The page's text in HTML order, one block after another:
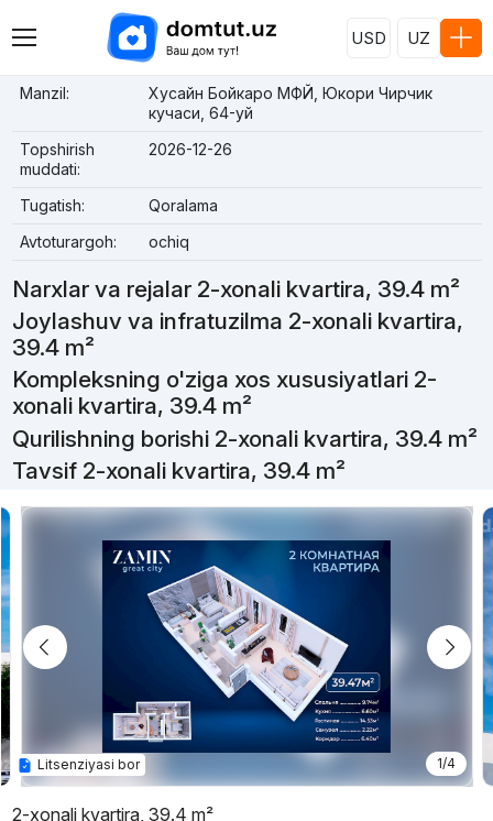
USD UZ
Manzil:
Хусайн Бойкаро МФЙ, Юкори Чирчик
кучаси, 64-уй
Topshirish
muddati:
2026-12-26
Tugatish:
Qoralama
Avtoturargoh:
ochiq
Narxlar va rejalar 2-xonali kvartira, 39.4 m²
Joylashuv va infratuzilma 2-xonali kvartira,
39.4 m²
Kompleksning o'ziga xos xususiyatlari 2-
xonali kvartira, 39.4 m²
Qurilishning borishi 2-xonali kvartira, 39.4 m²
Tavsif 2-xonali kvartira, 39.4 m²
1/4
Litsenziyasi bor
2-xonali kvartira, 39.4 m²